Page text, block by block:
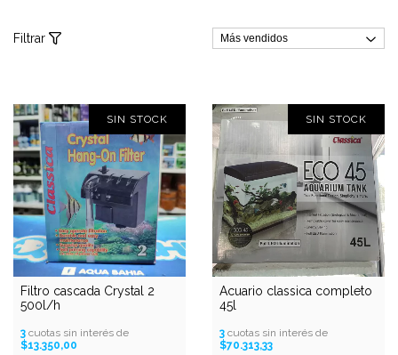
Filtrar
SIN STOCK
Filtro cascada Crystal 2
500l/h
3 cuotas sin interés de
$13.350,00
SIN STOCK
Acuario classica completo
45l
3 cuotas sin interés de
$70.313,33